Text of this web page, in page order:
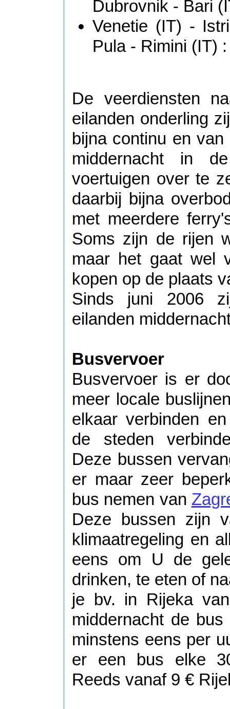
Dubrovnik - Bari
Venetie (IT) -
Pula - Rimini (IT)
De veerdiensten
eilanden onderling
bijna continu en
middernacht in
voertuigen over te
daarbij bijna
met meerdere
Soms zijn de rijen
maar het gaat wel
kopen op de plaats
Sinds juni 2006
eilanden
Busvervoer
Busvervoer is er
meer locale
elkaar verbinden
de steden
Deze bussen
er maar zeer
bus nemen van
Deze bussen zijn
klimaatregeling en
eens om U de
drinken, te eten of
je bv. in Rijeka
middernacht de
minstens eens per
er een bus elke
Reeds vanaf 9 €